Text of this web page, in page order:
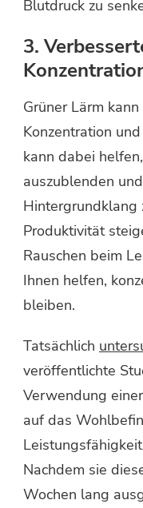
Blutdruck zu
3.
Grüner Lärm
Konzentration
kann dabei
auszublenden
Hintergrundklang
Produktivität
Rauschen beim
Ihnen helfen,
bleiben.
Tatsächlich
veröffentlichte
Verwendung
auf das
Nachdem sie
Wochen lang